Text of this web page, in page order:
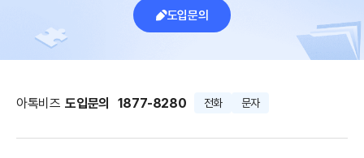
도입문의
아톡비즈 도입문의 1877-8280 전화 문자